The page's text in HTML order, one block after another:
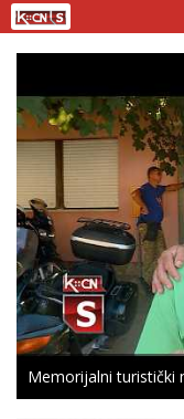
Memorijalni turistički